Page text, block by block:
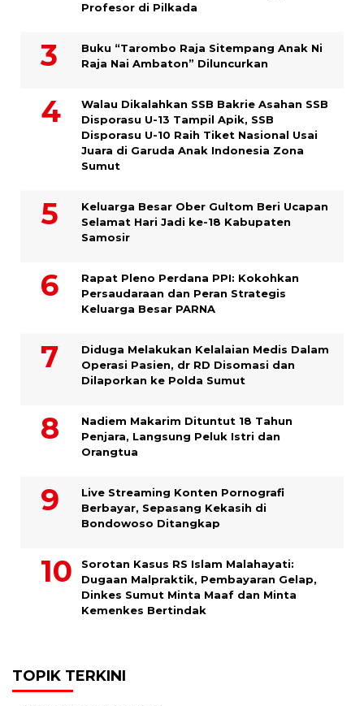
Profesor di Pilkada
Buku “Tarombo Raja Sitempang Anak Ni
Raja Nai Ambaton” Diluncurkan
Walau Dikalahkan SSB Bakrie Asahan SSB
Disporasu U-13 Tampil Apik, SSB
Disporasu U-10 Raih Tiket Nasional Usai
Juara di Garuda Anak Indonesia Zona
Sumut
Keluarga Besar Ober Gultom Beri Ucapan
Selamat Hari Jadi ke-18 Kabupaten
Samosir
Rapat Pleno Perdana PPI: Kokohkan
Persaudaraan dan Peran Strategis
Keluarga Besar PARNA
Diduga Melakukan Kelalaian Medis Dalam
Operasi Pasien, dr RD Disomasi dan
Dilaporkan ke Polda Sumut
​Nadiem Makarim Dituntut 18 Tahun
Penjara, Langsung Peluk Istri dan
Orangtua
Live Streaming Konten Pornografi
Berbayar, Sepasang Kekasih di
Bondowoso Ditangkap
Sorotan Kasus RS Islam Malahayati:
Dugaan Malpraktik, Pembayaran Gelap,
Dinkes Sumut Minta Maaf dan Minta
Kemenkes Bertindak
TOPIK TERKINI